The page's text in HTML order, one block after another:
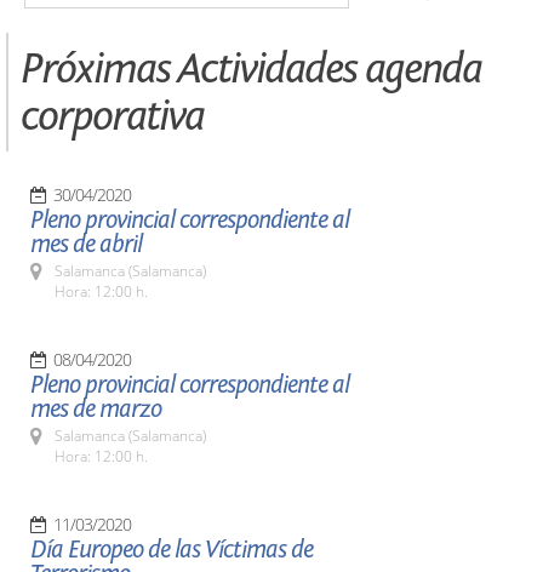
Próximas Actividades agenda
corporativa
30/04/2020
Pleno provincial correspondiente al
mes de abril
Salamanca (Salamanca)
Hora: 12:00 h.
08/04/2020
Pleno provincial correspondiente al
mes de marzo
Salamanca (Salamanca)
Hora: 12:00 h.
11/03/2020
Día Europeo de las Víctimas de